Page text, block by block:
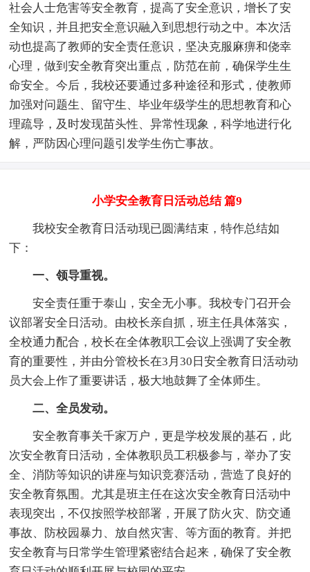
社会人士危害等安全教育，提高了安全意识，增长了安
全知识，并且把安全意识融入到思想行动之中。本次活
动也提高了教师的安全责任意识，坚决克服麻痹和侥幸
心理，做到安全教育突出重点，防范在前，确保学生生
命安全。今后，我校还要通过多种途径和形式，使教师
加强对问题生、留守生、毕业年级学生的思想教育和心
理疏导，及时发现苗头性、异常性现象，科学地进行化
解，严防因心理问题引发学生伤亡事故。
小学安全教育日活动总结 篇9
我校安全教育日活动现已圆满结束，特作总结如
下：
一、领导重视。
安全责任重于泰山，安全无小事。我校专门召开会
议部署安全日活动。由校长亲自抓，班主任具体落实，
全校通力配合，校长在全体教职工会议上强调了安全教
育的重要性，并由分管校长在3月30日安全教育日活动动
员大会上作了重要讲话，极大地鼓舞了全体师生。
二、全员发动。
安全教育事关千家万户，更是学校发展的基石，此
次安全教育日活动，全体教职员工积极参与，举办了安
全、消防等知识的讲座与知识竞赛活动，营造了良好的
安全教育氛围。尤其是班主任在这次安全教育日活动中
表现突出，不仅按照学校部署，开展了防火灾、防交通
事故、防校园暴力、放自然灾害、等方面的教育。并把
安全教育与日常学生管理紧密结合起来，确保了安全教